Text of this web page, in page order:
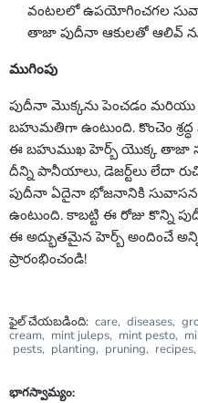
వంటలలో ఉపయోగించగల
తాజా పుదీనా ఆకులతో ఆలివ్
ముగింపు
పుదీనా మొక్కను పెంచడం మరియు
బహుమతిగా ఉంటుంది. కొంచెం
ఈ బహుముఖ హెర్బ్ యొక్క తాజా
దీన్ని పానీయాలు, డెజర్ట్‌లు లేదా
పుదీనా ఏదైనా భోజనానికి
ఉంటుంది. కాబట్టి ఈ రోజు కొన్ని
ఈ అద్భుతమైన హెర్బ్ అందించే
ప్రారంభించండి!
ఫైల్ చేయబడింది: care, diseases,
cream, mint juleps, mint pesto,
pests, planting, pruning, recipes,
భాగస్వామ్యం: